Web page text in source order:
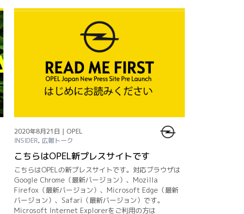
2020年8月21日 | OPEL
INSIDER, 広報トーク
こちらはOPEL新プレスサイトです
こちらはOPELの新プレスサイトです。対応ブラウザは
Google Chrome（最新バージョン）、Mozilla
Firefox（最新バージョン）、Microsoft Edge（最新
バージョン）、Safari（最新バージョン）です。
Microsoft Internet Explorerをご利用の方は